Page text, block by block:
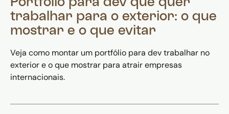
Portfólio para dev que quer
trabalhar para o exterior: o que
mostrar e o que evitar
Veja como montar um portfólio para dev trabalhar no
exterior e o que mostrar para atrair empresas
internacionais.